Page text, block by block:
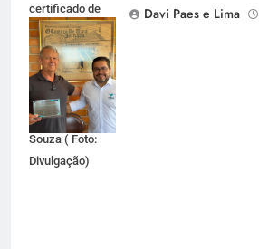
certificado de
energia
renovável do
CEO da Vektor,
Sandro
Bittencourt de
Souza ( Foto:
Divulgação)
Davi Paes e Lima